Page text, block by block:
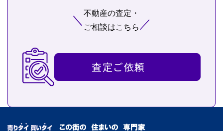
＼ 不動産の査定・
ご相談はこちら ／
査定ご依頼